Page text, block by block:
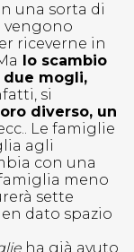
una sorta di
vengono
riceverne in
lo scambio
mogli,
si
diverso, un
Le famiglie
agli
con una
meno
sette
dato spazio
ha già avuto